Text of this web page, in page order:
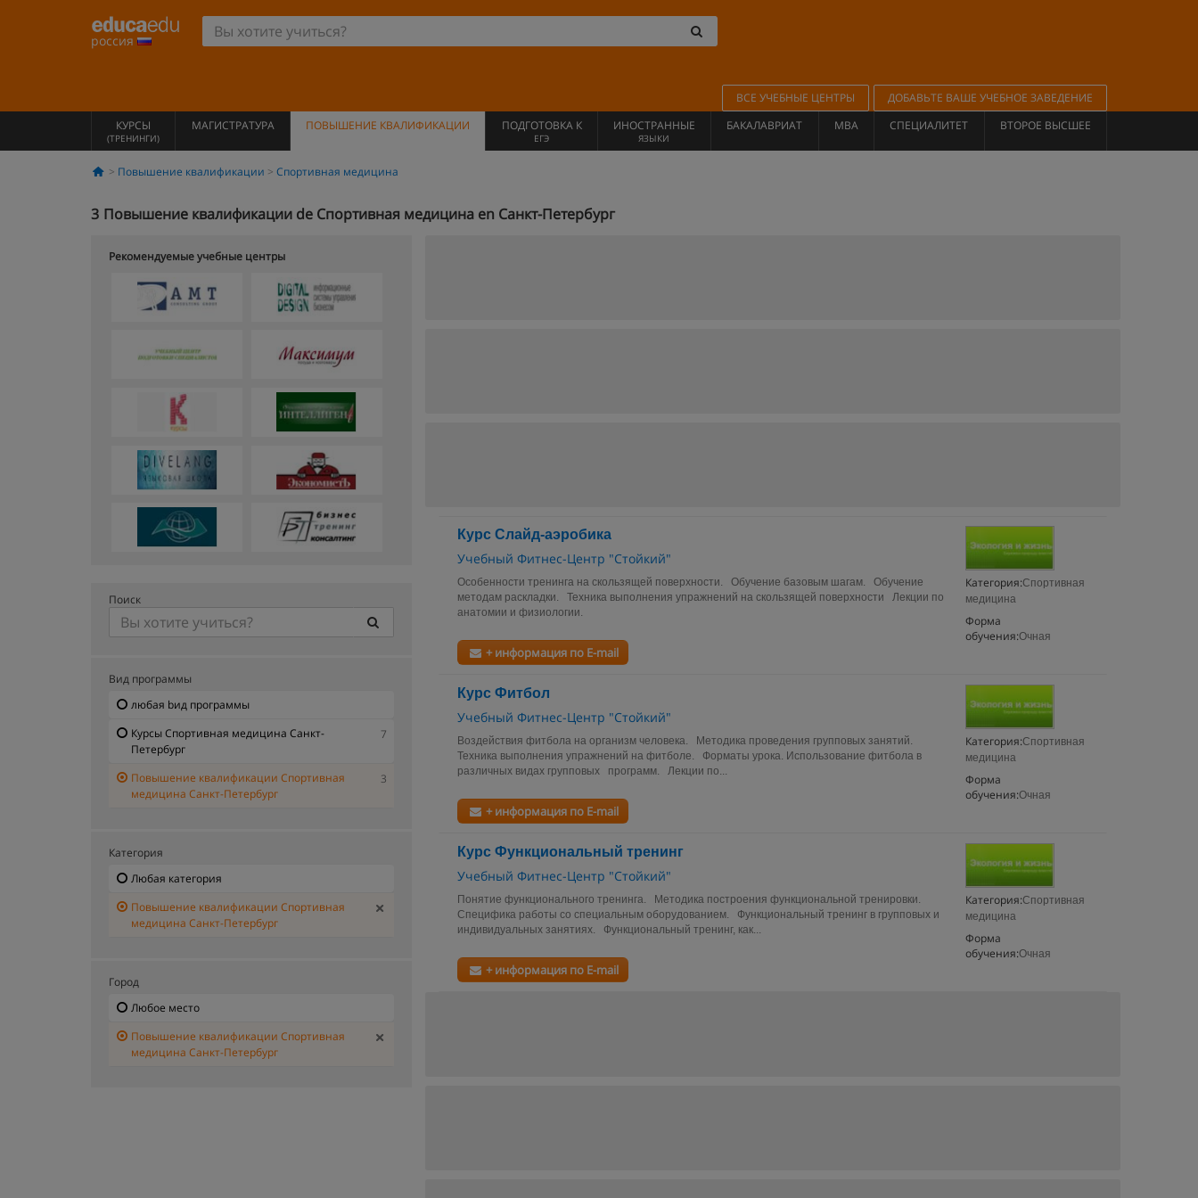
россия
ВСЕ УЧЕБНЫЕ ЦЕНТРЫ
ДОБАВЬТЕ ВАШЕ УЧЕБНОЕ ЗАВЕДЕНИЕ
КУРСЫ
(ТРЕНИНГИ)
МАГИСТРАТУРА ПОВЫШЕНИЕ КВАЛИФИКАЦИИ ПОДГОТОВКА К
ЕГЭ
ИНОСТРАННЫЕ
ЯЗЫКИ
БАКАЛАВРИАТ MBA СПЕЦИАЛИТЕТ ВТОРОЕ ВЫСШЕЕ
Повышение квалификации Спортивная медицина
3 Повышение квалификации de Спортивная медицина en Санкт-Петербург
Курс Слайд-аэробика
Учебный Фитнес-Центр "Стойкий"
Категория:Спортивная
медицина
Форма
обучения:Очная
Особенности тренинга на скользящей поверхности. Обучение базовым шагам. Обучение
методам раскладки. Техника выполнения упражнений на скользящей поверхности Лекции по
анатомии и физиологии.
+ информация по E-mail
Курс Фитбол
Учебный Фитнес-Центр "Стойкий"
Категория:Спортивная
медицина
Форма
обучения:Очная
Воздействия фитбола на организм человека. Методика проведения групповых занятий.
Техника выполнения упражнений на фитболе. Форматы урока. Использование фитбола в
различных видах групповых программ. Лекции по...
+ информация по E-mail
Курс Функциональный тренинг
Учебный Фитнес-Центр "Стойкий"
Категория:Спортивная
медицина
Форма
обучения:Очная
Понятие функционального тренинга. Методика построения функциональной тренировки.
Специфика работы со специальным оборудованием. Функциональный тренинг в групповых и
индивидуальных занятиях. Функциональный тренинг, как...
+ информация по E-mail
Рекомендуемые учебные центры
Поиск
Вид программы
любая bид программы
Курсы Спортивная медицина Санкт-
Петербург
7
Повышение квалификации Спортивная
медицина Санкт-Петербург
3
Категория
Любая категория
Повышение квалификации Спортивная
медицина Санкт-Петербург
Город
Любое место
Повышение квалификации Спортивная
медицина Санкт-Петербург